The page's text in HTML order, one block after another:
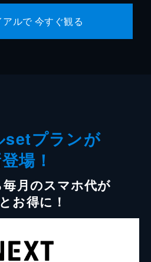
ルで 今すぐ観る
setプランが
場！
月のスマホ代が
お得に！